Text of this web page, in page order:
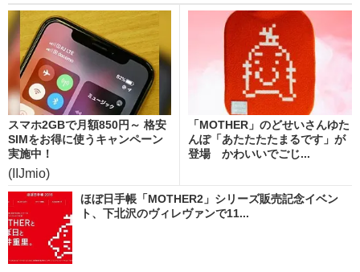
スマホ2GBで月額850円～ 格安
SIMをお得に使うキャンペーン
実施中！
(IIJmio)
「MOTHER」のどせいさんゆた
んぽ「あたたたたまるです」が
登場 かわいいでごじ...
ほぼ日手帳「MOTHER2」シリーズ販売記念イベン
ト、下北沢のヴィレヴァンで11...